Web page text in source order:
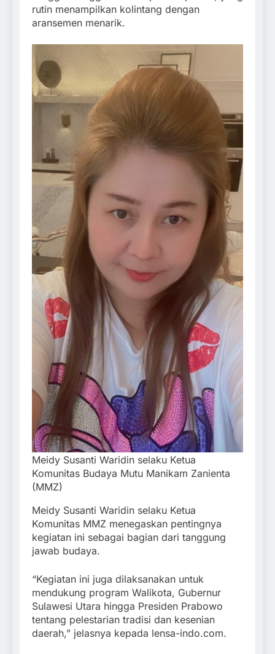
rutin menampilkan kolintang dengan
aransemen menarik.
Meidy Susanti Waridin selaku Ketua
Komunitas Budaya Mutu Manikam Zanienta
(MMZ)
Meidy Susanti Waridin selaku Ketua
Komunitas MMZ menegaskan pentingnya
kegiatan ini sebagai bagian dari tanggung
jawab budaya.
“Kegiatan ini juga dilaksanakan untuk
mendukung program Walikota, Gubernur
Sulawesi Utara hingga Presiden Prabowo
tentang pelestarian tradisi dan kesenian
daerah,” jelasnya kepada lensa-indo.com.